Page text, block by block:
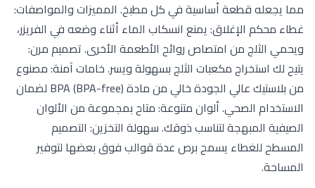
مما يجعله قطعة أساسية في كل مطبخ. المميزات والمواصفات:
غطاء محكم الإغلاق: يمنع انسكاب الماء أثناء وضعه في الفريزر،
ويحمي الثلج من امتصاص روائح الأطعمة الأخرى. تصميم مرن:
يتيح لك استخراج مكعبات الثلج بسهولة ويسر. خامات آمنة: مصنوع
من بلاستيك عالي الجودة خالي من مادة BPA (BPA-free) لضمان
الاستخدام الصحي. ألوان متنوعة: متاح بمجموعة من الألوان
الصيفية المبهجة لتناسب ذوقك. سهولة التخزين: التصميم
المسطح للغطاء يسمح برص عدة قوالب فوق بعضها لتوفير
المساحة.